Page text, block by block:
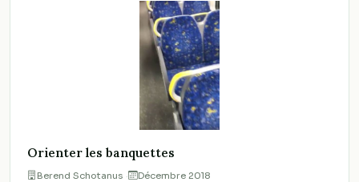
Orienter les banquettes
· Décembre 2018